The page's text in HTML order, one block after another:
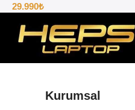
29.990₺
Kurumsal